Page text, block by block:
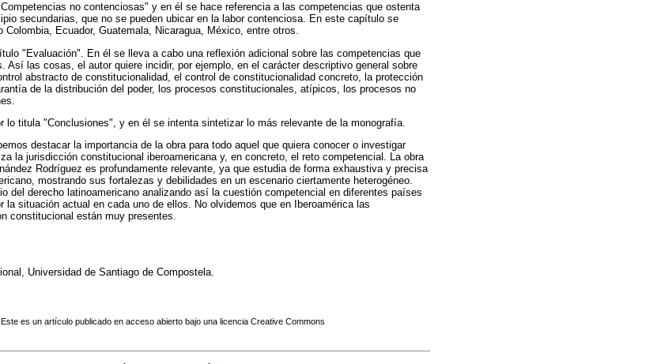
no contenciosas" y en él se hace referencia a las competencias que ostenta
secundarias, que no se pueden ubicar en la labor contenciosa. En este capítulo se
Ecuador, Guatemala, Nicaragua, México, entre otros.
"Evaluación". En él se lleva a cabo una reflexión adicional sobre las competencias que
Así las cosas, el autor quiere incidir, por ejemplo, en el carácter descriptivo general sobre
abstracto de constitucionalidad, el control de constitucionalidad concreto, la protección
de la distribución del poder, los procesos constitucionales, atípicos, los procesos no
lo titula "Conclusiones", y en él se intenta sintetizar lo más relevante de la monografía.
destacar la importancia de la obra para todo aquel que quiera conocer o investigar
la jurisdicción constitucional iberoamericana y, en concreto, el reto competencial. La obra
Rodríguez es profundamente relevante, ya que estudia de forma exhaustiva y precisa
mostrando sus fortalezas y debilidades en un escenario ciertamente heterogéneo.
del derecho latinoamericano analizando así la cuestión competencial en diferentes países
la situación actual en cada uno de ellos. No olvidemos que en Iberoamérica las
constitucional están muy presentes.
Universidad de Santiago de Compostela.
Este es un artículo publicado en acceso abierto bajo una licencia Creative Commons